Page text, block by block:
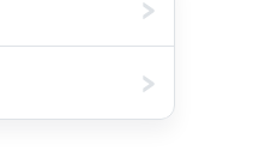
>
>